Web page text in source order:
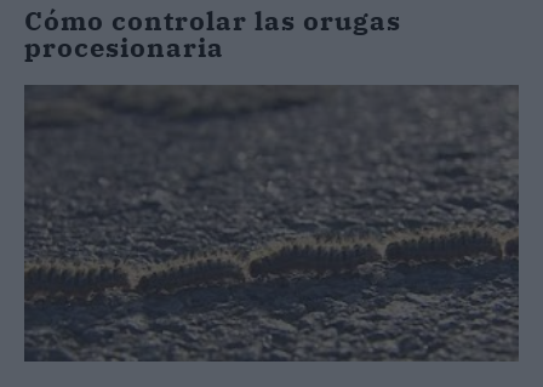
Cómo controlar las orugas
procesionaria